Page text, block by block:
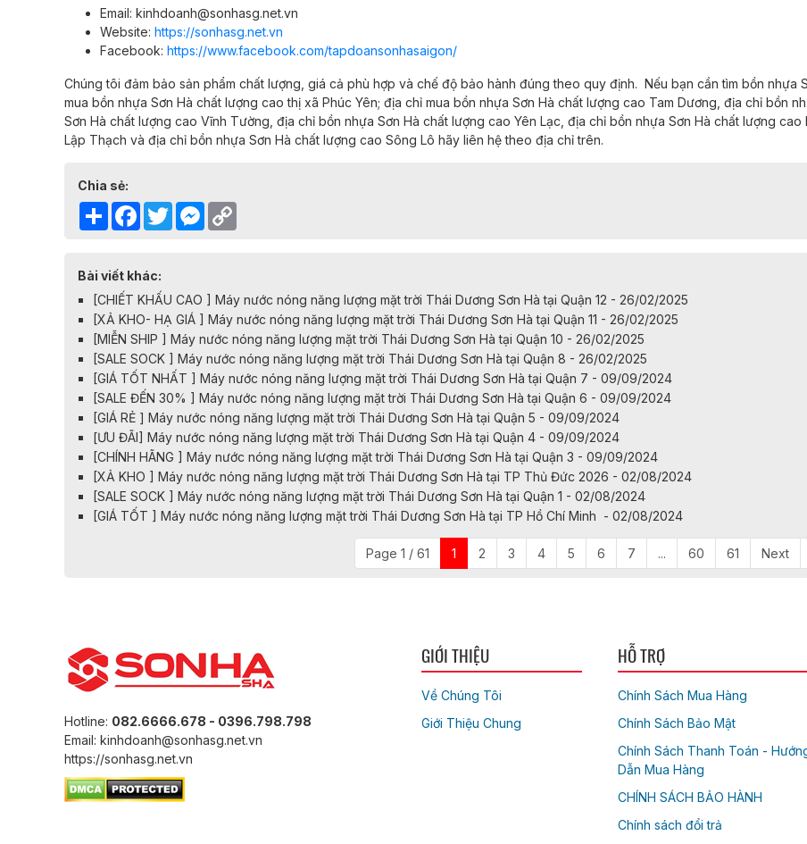
Email: kinhdoanh@sonhasg.net.vn
Website: https://sonhasg.net.vn
Facebook: https://www.facebook.com/tapdoansonhasaigon/
Chúng tôi đảm bảo sản phẩm chất lượng, giá cả phù hợp và chế độ bảo hành đúng theo quy định. Nếu bạn cần tìm bồn
mua bồn nhựa Sơn Hà chất lượng cao thị xã Phúc Yên; địa chỉ mua bồn nhựa Sơn Hà chất lượng cao Tam Dương, địa chỉ bồn
Sơn Hà chất lượng cao Vĩnh Tường, địa chỉ bồn nhựa Sơn Hà chất lượng cao Yên Lạc, địa chỉ bồn nhựa Sơn Hà chất lượng cao
Lập Thạch và địa chỉ bồn nhựa Sơn Hà chất lượng cao Sông Lô hãy liên hệ theo địa chỉ trên.
Chia sẻ:
Share Facebook
TwitterMessenger
Bài viết khác:
[CHIẾT KHẤU CAO ] Máy nước nóng năng lượng mặt trời Thái Dương Sơn Hà tại Quận 12 - 26/02/2025
[XẢ KHO- HẠ GIÁ ] Máy nước nóng năng lượng mặt trời Thái Dương Sơn Hà tại Quận 11 - 26/02/2025
[MIỄN SHIP ] Máy nước nóng năng lượng mặt trời Thái Dương Sơn Hà tại Quận 10 - 26/02/2025
[SALE SOCK ] Máy nước nóng năng lượng mặt trời Thái Dương Sơn Hà tại Quận 8 - 26/02/2025
[GIÁ TỐT NHẤT ] Máy nước nóng năng lượng mặt trời Thái Dương Sơn Hà tại Quận 7 - 09/09/2024
[SALE ĐẾN 30% ] Máy nước nóng năng lượng mặt trời Thái Dương Sơn Hà tại Quận 6 - 09/09/2024
[GIÁ RẺ ] Máy nước nóng năng lượng mặt trời Thái Dương Sơn Hà tại Quận 5 - 09/09/2024
[ƯU ĐÃI] Máy nước nóng năng lượng mặt trời Thái Dương Sơn Hà tại Quận 4 - 09/09/2024
[CHÍNH HÃNG ] Máy nước nóng năng lượng mặt trời Thái Dương Sơn Hà tại Quận 3 - 09/09/2024
[XẢ KHO ] Máy nước nóng năng lượng mặt trời Thái Dương Sơn Hà tại TP Thủ Đức 2026 - 02/08/2024
[SALE SOCK ] Máy nước nóng năng lượng mặt trời Thái Dương Sơn Hà tại Quận 1 - 02/08/2024
[GIÁ TỐT ] Máy nước nóng năng lượng mặt trời Thái Dương Sơn Hà tại TP Hồ Chí Minh - 02/08/2024
Page 1 / 61 1 2 3 4 5 6 7 ... 60 61 Next
Hotline: 082.6666.678 - 0396.798.798
Email: kinhdoanh@sonhasg.net.vn
https://sonhasg.net.vn
GIỚI THIỆU
Về Chúng Tôi
Giới Thiệu Chung
HỖ TRỢ
Chính Sách Mua Hàng
Chính Sách Bảo Mật
Chính Sách Thanh Toán -
Dẫn Mua Hàng
CHÍNH SÁCH BẢO HÀNH
Chính sách đổi trả